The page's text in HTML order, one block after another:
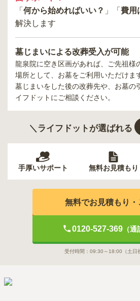
「 何から始めればいい？ 」「 費用
解決します
墓じまいによる改葬受入が可能
龍泉院に空き区画があれば、ご先祖様
場所として、お墓をご利用いただけま
墓じまいをした後の改葬先や、お墓の
イフドットにご相談ください。
＼ライフドットが選ばれる
手厚いサポート 無料お見積もり
無料でお見積もり・
0120-527-369（通
受付時間： 09:30～18:00 （土日